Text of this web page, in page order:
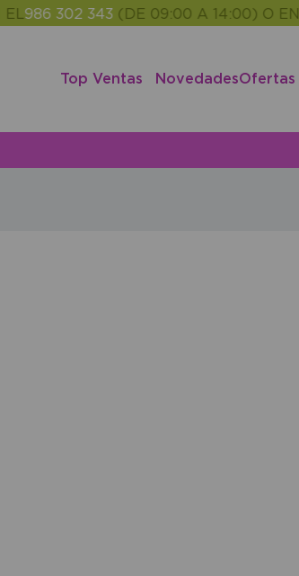
986 302 343 (DE 09:00 A 14:00) O EN
Top Ventas NovedadesOfertas